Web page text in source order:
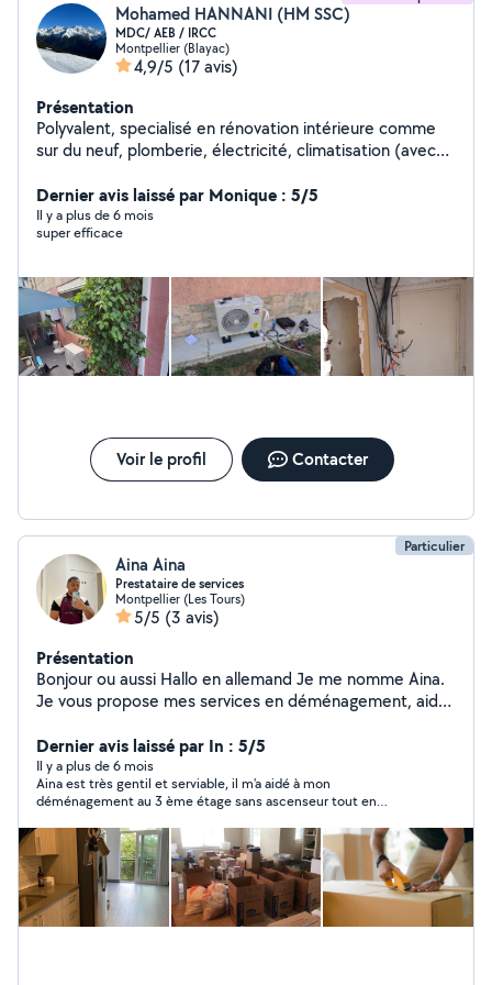
Mohamed HANNANI (HM SSC)
MDC/ AEB / IRCC
Montpellier (Blayac)
4,9/5 (17 avis)
Présentation
Polyvalent, specialisé en rénovation intérieure comme
sur du neuf, plomberie, électricité, climatisation (avec
dressing, cuisine, fenêtre, volets, portes, meubles.
Dépannage fibre optique.
Dernier avis laissé par Monique : 5/5
Il y a plus de 6 mois
super efficace
Voir le profil Contacter
Particulier
Aina Aina
Prestataire de services
Montpellier (Les Tours)
5/5 (3 avis)
Présentation
Bonjour ou aussi Hallo en allemand Je me nomme Aina.
Je vous propose mes services en déménagement, aides
compagnie, le transport de colis, partenaire de sport
ainsi que d'autres services tels que serveur, hôte,
nettoyage de salle, etc...basé sur Montpellier. Je parle
français, anglais et allemand donc je peux m'adapter à
vos préférences linguistiques sans problème. Mais aussi
vous apporter mon aide dans la traduction des 2 autres
langues. Mes disponibilités : 7jours/7 . Je peux
m'adapter en fonction de vos horaires car le client est
roi :) Je réponds très rapidement donc n'hésitez pas à
Dernier avis laissé par In : 5/5
Il y a plus de 6 mois
Aina est très gentil et serviable, il m'a aidé à mon
déménagement au 3 ème étage sans ascenseur tout en
vivement.